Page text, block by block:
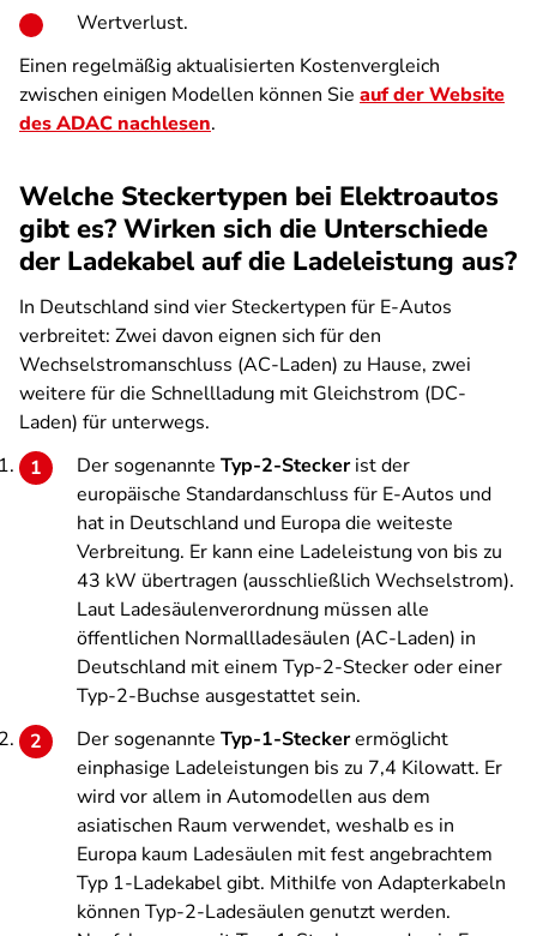
Wertverlust.
Einen regelmäßig aktualisierten Kostenvergleich
zwischen einigen Modellen können Sie auf der Website
des ADAC nachlesen.
Welche Steckertypen bei Elektroautos
gibt es? Wirken sich die Unterschiede
der Ladekabel auf die Ladeleistung aus?
In Deutschland sind vier Steckertypen für E-Autos
verbreitet: Zwei davon eignen sich für den
Wechselstromanschluss (AC-Laden) zu Hause, zwei
weitere für die Schnellladung mit Gleichstrom (DC-
Laden) für unterwegs.
Der sogenannte Typ-2-Steckerist der
europäische Standardanschluss für E-Autos und
hat in Deutschland und Europa die weiteste
Verbreitung. Er kann eine Ladeleistung von bis zu
43 kW übertragen (ausschließlich Wechselstrom).
Laut Ladesäulenverordnung müssen alle
öffentlichen Normallladesäulen (AC-Laden) in
Deutschland mit einem Typ-2-Stecker oder einer
Typ-2-Buchse ausgestattet sein.
Der sogenannte Typ-1-Steckerermöglicht
einphasige Ladeleistungen bis zu 7,4 Kilowatt. Er
wird vor allem in Automodellen aus dem
asiatischen Raum verwendet, weshalb es in
Europa kaum Ladesäulen mit fest angebrachtem
Typ 1-Ladekabel gibt. Mithilfe von Adapterkabeln
können Typ-2-Ladesäulen genutzt werden.